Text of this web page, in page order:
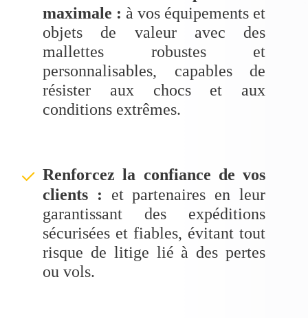
maximale : à vos équipements et
objets de valeur avec des
mallettes robustes et
personnalisables, capables de
résister aux chocs et aux
conditions extrêmes.
ü
Renforcez la confiance de vos
clients : et partenaires en leur
garantissant des expéditions
sécurisées et fiables, évitant tout
risque de litige lié à des pertes
ou vols.